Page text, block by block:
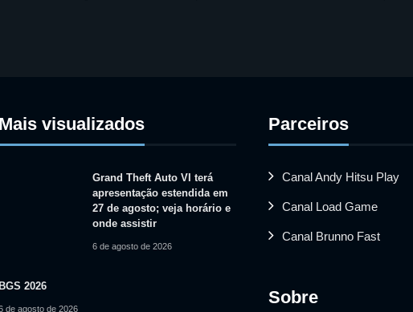
Mais visualizados
Grand Theft Auto VI terá
apresentação estendida em
27 de agosto; veja horário e
onde assistir
6 de agosto de 2026
BGS 2026
de agosto de 2026
Parceiros
Canal Andy Hitsu Play
Canal Load Game
Canal Brunno Fast
Sobre